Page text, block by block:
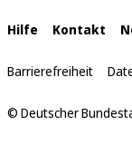
Interne
Links
Hilfe Kontakt
Barrierefreiheit
© Deutscher